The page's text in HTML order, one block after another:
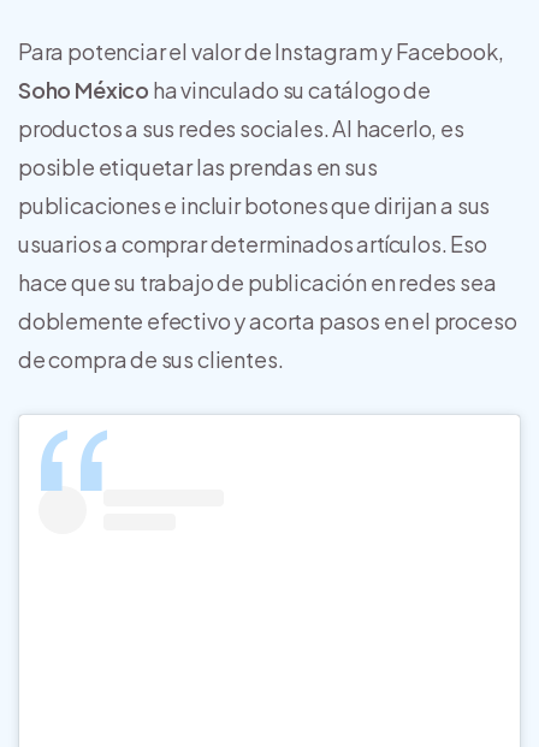
Para potenciar el valor de Instagram y Facebook,
Soho México ha vinculado su catálogo de
productos a sus redes sociales. Al hacerlo, es
posible etiquetar las prendas en sus
publicaciones e incluir botones que dirijan a sus
usuarios a comprar determinados artículos. Eso
hace que su trabajo de publicación en redes sea
doblemente efectivo y acorta pasos en el proceso
de compra de sus clientes.